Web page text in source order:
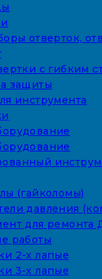
отверток,
с гибким
защиты
инструмента
(гайколомы)
давления
для ремонта
работы
2-х лапые
3-х лапые